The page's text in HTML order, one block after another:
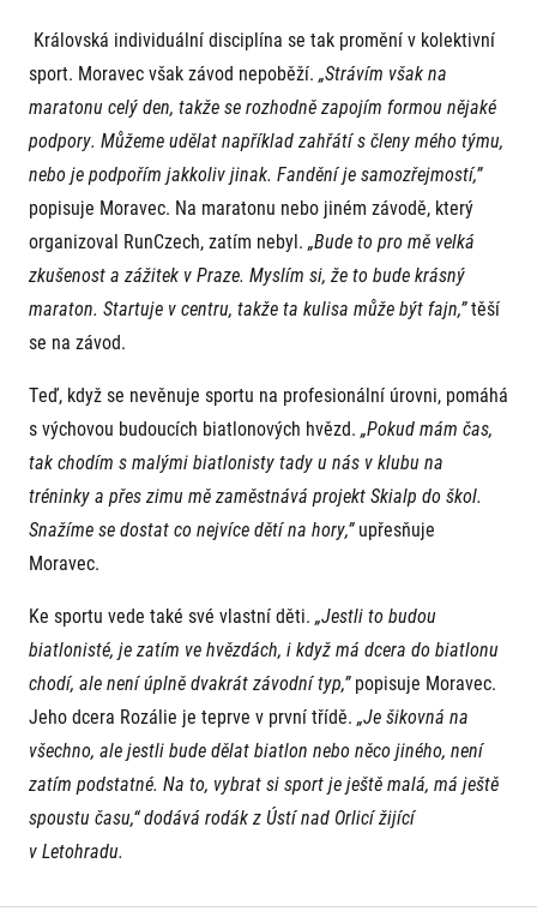
Informace o webu
Všeobecné smluvní podmínky
Informace o cookies
Podmínky GDPR
Královská individuální disciplína se tak promění v kolektivní
sport. Moravec však závod nepoběží. „Strávím však na
maratonu celý den, takže se rozhodně zapojím formou nějaké
podpory. Můžeme udělat například zahřátí s členy mého týmu,
nebo je podpořím jakkoliv jinak. Fandění je samozřejmostí,”
popisuje Moravec. Na maratonu nebo jiném závodě, který
organizoval RunCzech, zatím nebyl. „Bude to pro mě velká
zkušenost a zážitek v Praze. Myslím si, že to bude krásný
maraton. Startuje v centru, takže ta kulisa může být fajn,”těší
se na závod.
Teď, když se nevěnuje sportu na profesionální úrovni, pomáhá
s výchovou budoucích biatlonových hvězd. „Pokud mám čas,
tak chodím s malými biatlonisty tady u nás v klubu na
tréninky a přes zimu mě zaměstnává projekt Skialp do škol.
Snažíme se dostat co nejvíce dětí na hory,”upřesňuje
Moravec.
Ke sportu vede také své vlastní děti. „Jestli to budou
biatlonisté, je zatím ve hvězdách, i když má dcera do biatlonu
chodí, ale není úplně dvakrát závodní typ,”popisuje Moravec.
Jeho dcera Rozálie je teprve v první třídě. „Je šikovná na
všechno, ale jestli bude dělat biatlon nebo něco jiného, není
zatím podstatné. Na to, vybrat si sport je ještě malá, má ještě
spoustu času,“ dodává rodák z Ústí nad Orlicí žijící
v Letohradu.